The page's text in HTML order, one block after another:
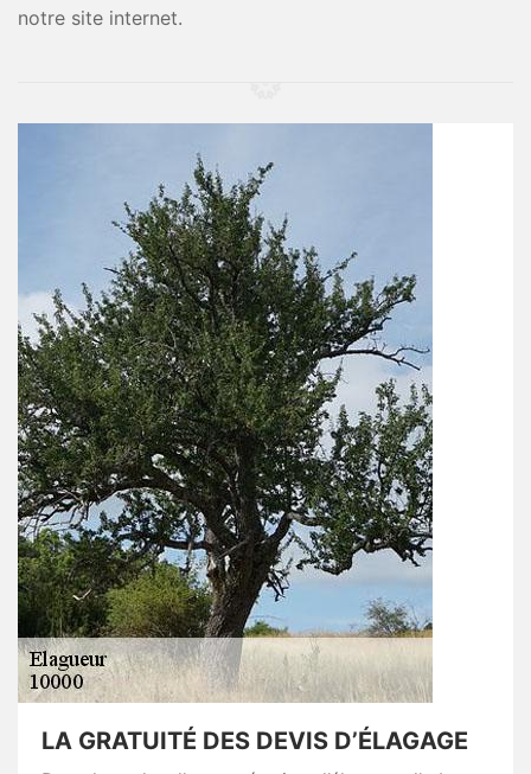
notre site internet.
LA GRATUITÉ DES DEVIS D’ÉLAGAGE